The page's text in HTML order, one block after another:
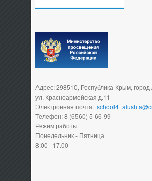
Адрес: 298510, Республика Крым,
ул. Красноармейская д.11
Электронная почта:
Телефон: 8 (6560) 5-66-99
Режим работы
Понедельник - Пятница
8.00 - 17.00